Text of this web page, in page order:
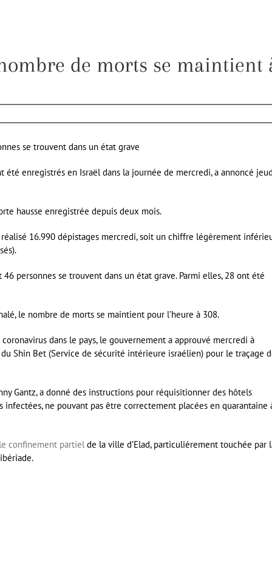
de morts se maintient
se trouvent dans un état grave
été enregistrés en Israël dans la journée de mercredi, a annoncé
hausse enregistrée depuis deux mois.
16.990 dépistages mercredi, soit un chiffre légèrement
personnes se trouvent dans un état grave. Parmi elles, 28 ont été
le nombre de morts se maintient pour l’heure à 308.
dans le pays, le gouvernement a approuvé mercredi à
du Shin Bet (Service de sécurité intérieure israélien) pour le traçage
Gantz, a donné des instructions pour réquisitionner des hôtels
infectées, ne pouvant pas être correctement placées en quarantaine
le confinement partiel de la ville d’Elad, particulièrement touchée par